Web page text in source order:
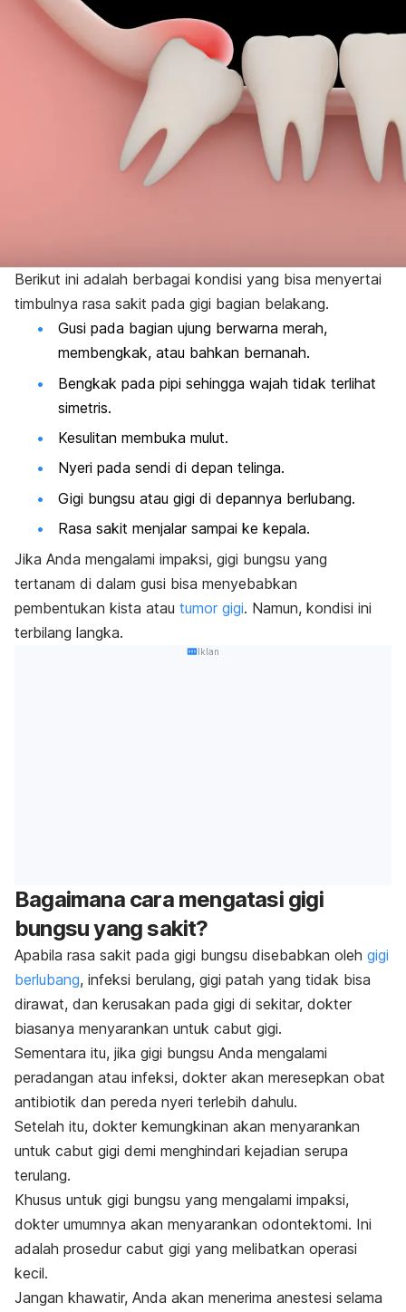
Berikut ini adalah berbagai kondisi yang bisa menyertai
timbulnya rasa sakit pada gigi bagian belakang.
Gusi pada bagian ujung berwarna merah,
membengkak, atau bahkan bernanah.
Bengkak pada pipi sehingga wajah tidak terlihat
simetris.
Kesulitan membuka mulut.
Nyeri pada sendi di depan telinga.
Gigi bungsu atau gigi di depannya berlubang.
Rasa sakit menjalar sampai ke kepala.
Jika Anda mengalami impaksi, gigi bungsu yang
tertanam di dalam gusi bisa menyebabkan
pembentukan kista atau tumor gigi. Namun, kondisi ini
terbilang langka.
Iklan
Bagaimana cara mengatasi gigi
bungsu yang sakit?
Apabila rasa sakit pada gigi bungsu disebabkan oleh gigi
berlubang, infeksi berulang, gigi patah yang tidak bisa
dirawat, dan kerusakan pada gigi di sekitar, dokter
biasanya menyarankan untuk cabut gigi.
Sementara itu, jika gigi bungsu Anda mengalami
peradangan atau infeksi, dokter akan meresepkan obat
antibiotik dan pereda nyeri terlebih dahulu.
Setelah itu, dokter kemungkinan akan menyarankan
untuk cabut gigi demi menghindari kejadian serupa
terulang.
Khusus untuk gigi bungsu yang mengalami impaksi,
dokter umumnya akan menyarankan odontektomi. Ini
adalah prosedur cabut gigi yang melibatkan operasi
kecil.
Jangan khawatir, Anda akan menerima anestesi selama